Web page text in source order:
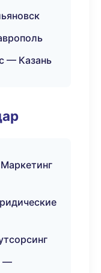
— Казань
—